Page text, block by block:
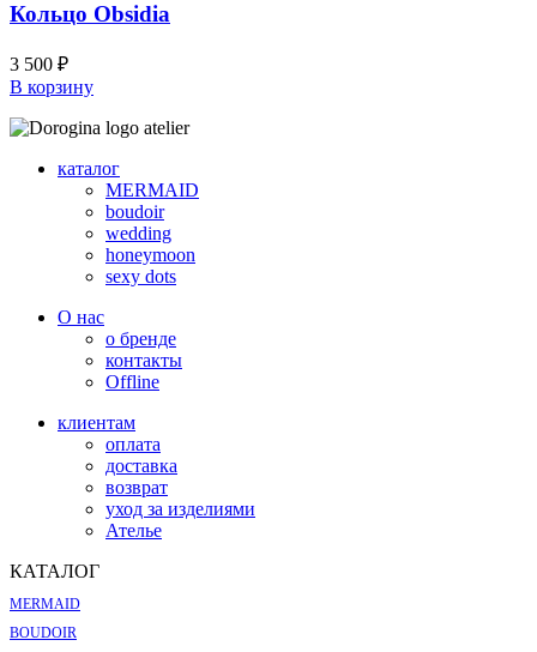
Кольцо Obsidia
3 500 ₽
В корзину
каталог
MERMAID
boudoir
wedding
honeymoon
sexy dots
О нас
о бренде
контакты
Offline
клиентам
оплата
доставка
возврат
уход за изделиями
Ателье
КАТАЛОГ
MERMAID
BOUDOIR